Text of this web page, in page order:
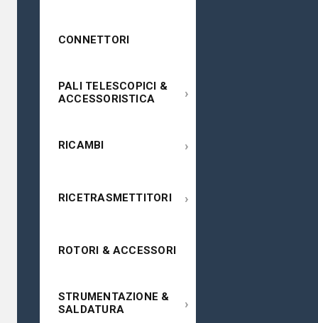
CONNETTORI
PALI TELESCOPICI &
ACCESSORISTICA
›
RICAMBI ›
RICETRASMETTITORI ›
ROTORI & ACCESSORI
STRUMENTAZIONE &
SALDATURA
›